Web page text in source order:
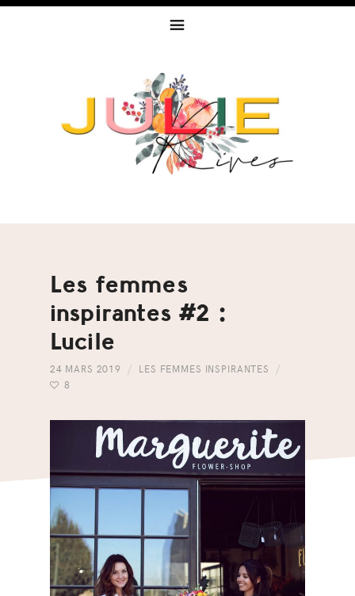
Les femmes
inspirantes #2 :
Lucile
24 MARS 2019
LES FEMMES INSPIRANTES
8